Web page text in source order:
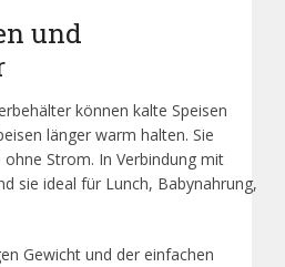
und
können kalte Speisen
länger warm halten. Sie
Strom. In Verbindung mit
sie ideal für Lunch, Babynahrung,
Gewicht und der einfachen